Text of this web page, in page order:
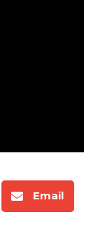
Email